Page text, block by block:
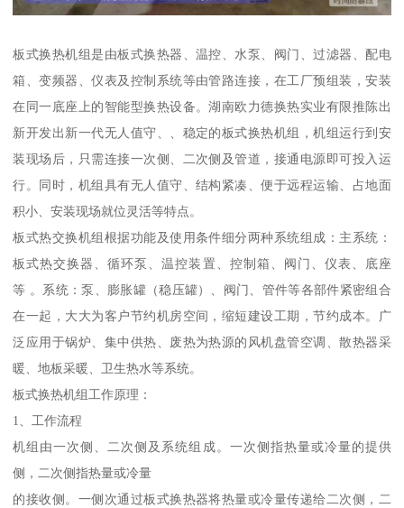
板式换热机组是由板式换热器、温控、水泵、阀门、过滤器、配电
箱、变频器、仪表及控制系统等由管路连接，在工厂预组装，安装
在同一底座上的智能型换热设备。湖南欧力德换热实业有限推陈出
新开发出新一代无人值守、、稳定的板式换热机组，机组运行到安
装现场后，只需连接一次侧、二次侧及管道，接通电源即可投入运
行。同时，机组具有无人值守、结构紧凑、便于远程运输、占地面
积小、安装现场就位灵活等特点。
板式热交换机组根据功能及使用条件细分两种系统组成：主系统：
板式热交换器、循环泵、温控装置、控制箱、阀门、仪表、底座
等 。系统：泵、膨胀罐（稳压罐）、阀门、管件等各部件紧密组合
在一起，大大为客户节约机房空间，缩短建设工期，节约成本。广
泛应用于锅炉、集中供热、废热为热源的风机盘管空调、散热器采
暖、地板采暖、卫生热水等系统。
板式换热机组工作原理：
1、工作流程
机组由一次侧、二次侧及系统组成。一次侧指热量或冷量的提供
侧，二次侧指热量或冷量
的接收侧。一侧次通过板式换热器将热量或冷量传递给二次侧，二